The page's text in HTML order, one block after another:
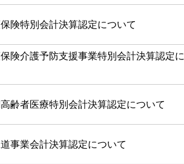
険特別会計決算認定について
険介護予防支援事業特別会計決算認定に
齢者医療特別会計決算認定について
事業会計決算認定について